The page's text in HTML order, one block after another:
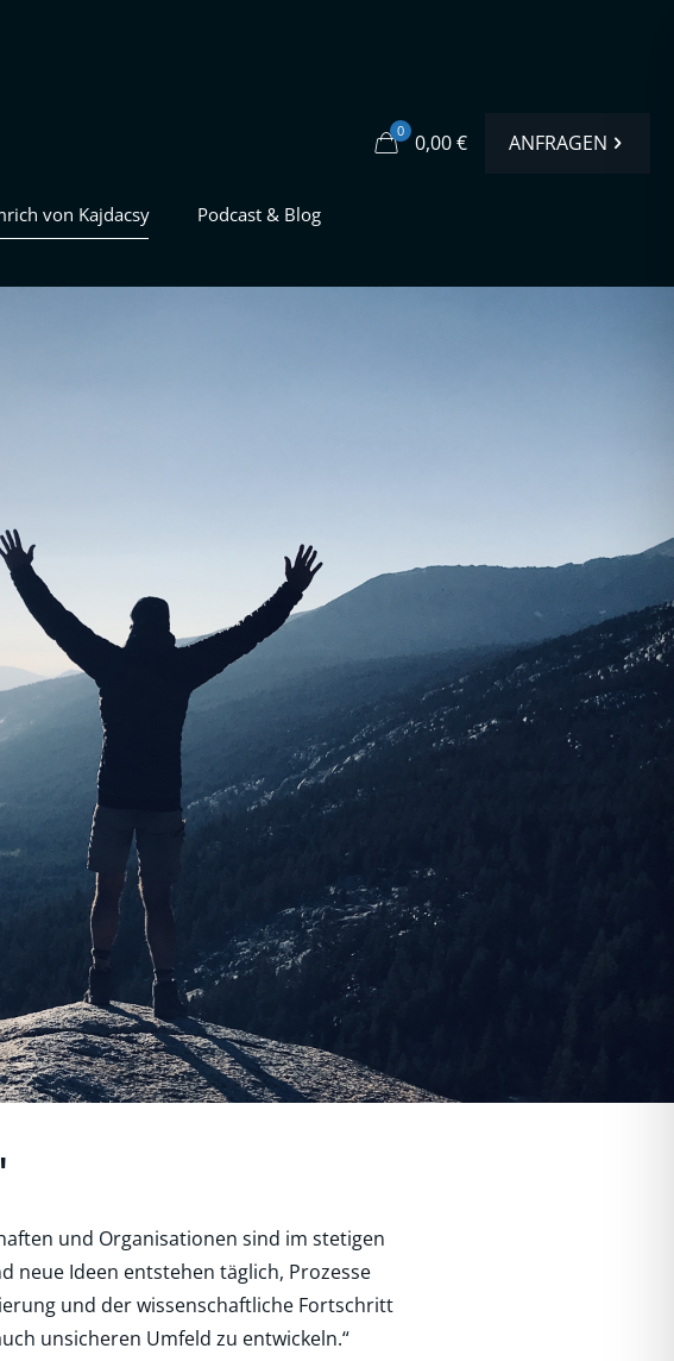
von Kajdacsy Podcast & Blog
0 0,00 € ANFRAGEN
und Organisationen sind im stetigen
neue Ideen entstehen täglich, Prozesse
und der wissenschaftliche Fortschritt
unsicheren Umfeld zu entwickeln.“